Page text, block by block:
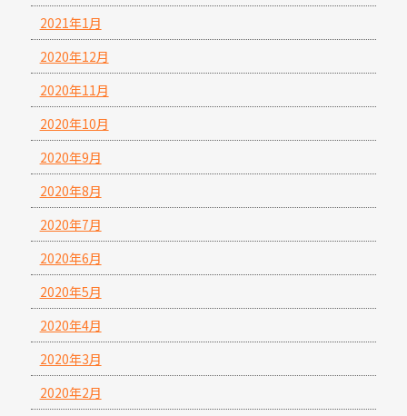
2021年1月
2020年12月
2020年11月
2020年10月
2020年9月
2020年8月
2020年7月
2020年6月
2020年5月
2020年4月
2020年3月
2020年2月